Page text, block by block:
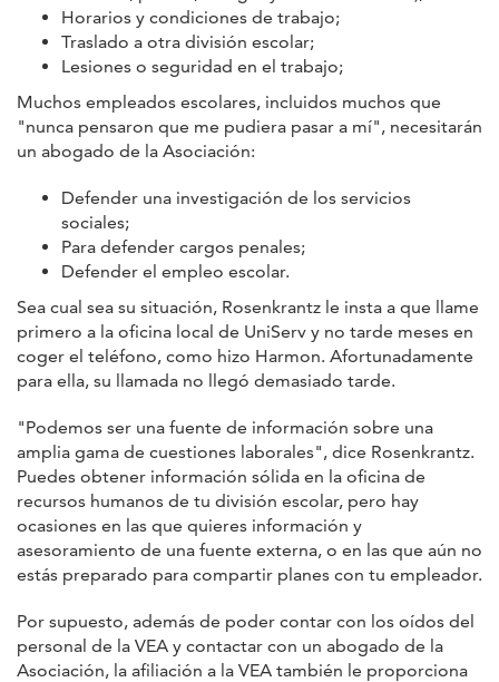
Horarios y condiciones de trabajo;
Traslado a otra división escolar;
Lesiones o seguridad en el trabajo;
Muchos empleados escolares, incluidos muchos que
"nunca pensaron que me pudiera pasar a mí", necesitarán
un abogado de la Asociación:
Defender una investigación de los servicios
sociales;
Para defender cargos penales;
Defender el empleo escolar.
Sea cual sea su situación, Rosenkrantz le insta a que llame
primero a la oficina local de UniServ y no tarde meses en
coger el teléfono, como hizo Harmon. Afortunadamente
para ella, su llamada no llegó demasiado tarde.
"Podemos ser una fuente de información sobre una
amplia gama de cuestiones laborales", dice Rosenkrantz.
Puedes obtener información sólida en la oficina de
recursos humanos de tu división escolar, pero hay
ocasiones en las que quieres información y
asesoramiento de una fuente externa, o en las que aún no
estás preparado para compartir planes con tu empleador.
Por supuesto, además de poder contar con los oídos del
personal de la VEA y contactar con un abogado de la
Asociación, la afiliación a la VEA también le proporciona